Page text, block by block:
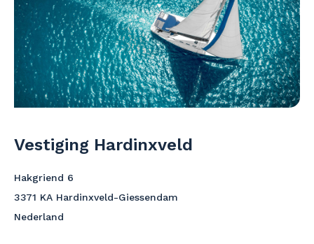
Vestiging Hardinxveld
Hakgriend 6
3371 KA Hardinxveld-Giessendam
Nederland